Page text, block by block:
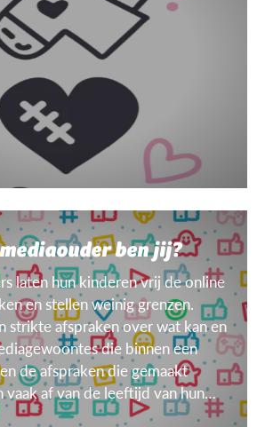
ben jij?
laten hun kinderen vrij de online
en stellen weinig grenzen.
strikte afspraken over wat kan en
die binnen een
de afspraken die gemaakt
vaak af van de leeftijd van hun
doel, het toestel, het weer ...